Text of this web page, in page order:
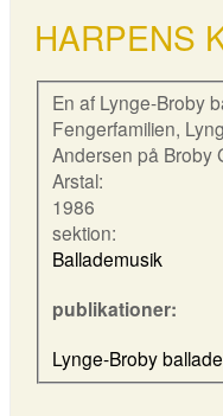
HARPENS
En af Lynge-Broby
Fengerfamilien,
Andersen på Broby
Arstal:
1986
sektion:
Ballademusik
publikationer:
Lynge-Broby